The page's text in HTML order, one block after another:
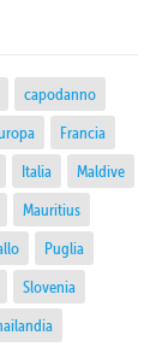
capodanno
Francia
Italia
Maldive
Mauritius
Puglia
Slovenia